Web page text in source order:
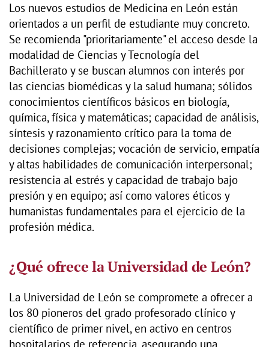
Los nuevos estudios de Medicina en León están
orientados a un perfil de estudiante muy concreto.
Se recomienda "prioritariamente" el acceso desde la
modalidad de Ciencias y Tecnología del
Bachillerato y se buscan alumnos con interés por
las ciencias biomédicas y la salud humana; sólidos
conocimientos científicos básicos en biología,
química, física y matemáticas; capacidad de análisis,
síntesis y razonamiento crítico para la toma de
decisiones complejas; vocación de servicio, empatía
y altas habilidades de comunicación interpersonal;
resistencia al estrés y capacidad de trabajo bajo
presión y en equipo; así como valores éticos y
humanistas fundamentales para el ejercicio de la
profesión médica.
¿Qué ofrece la Universidad de León?
La Universidad de León se compromete a ofrecer a
los 80 pioneros del grado profesorado clínico y
científico de primer nivel, en activo en centros